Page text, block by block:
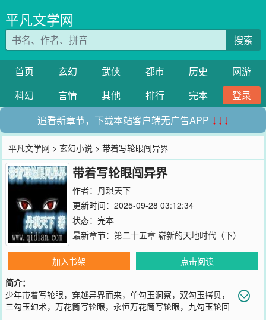
平凡文学网
搜索
首页 玄幻 武侠 都市 历史
网游
科幻
言情 其他 排行 完本
登录
追看新章节，下载本站客户端无广告APP ↓↓↓
平凡文学网 >玄幻小说 > 带着写轮眼闯异界
带着写轮眼闯异界
作者： 丹琪天下
更新时间：2025-09-28 03:12:34
状态：完本
最新章节： 第二十五章 崭新的天地时代（下）
加入书架
点击阅读
简介：
少年带着写轮眼，穿越异界而来，单勾玉洞察，双勾玉拷贝，
三勾玉幻术，万花筒写轮眼，永恒万花筒写轮眼，九勾玉轮回